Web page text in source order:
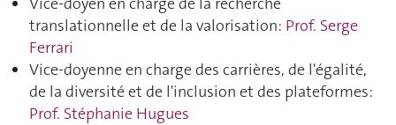
translationnelle et de la valorisation: Prof. Serge
Ferrari
Vice-doyenne en charge des carrières, de l'égalité,
de la diversité et de l'inclusion et des plateformes:
Prof. Stéphanie Hugues